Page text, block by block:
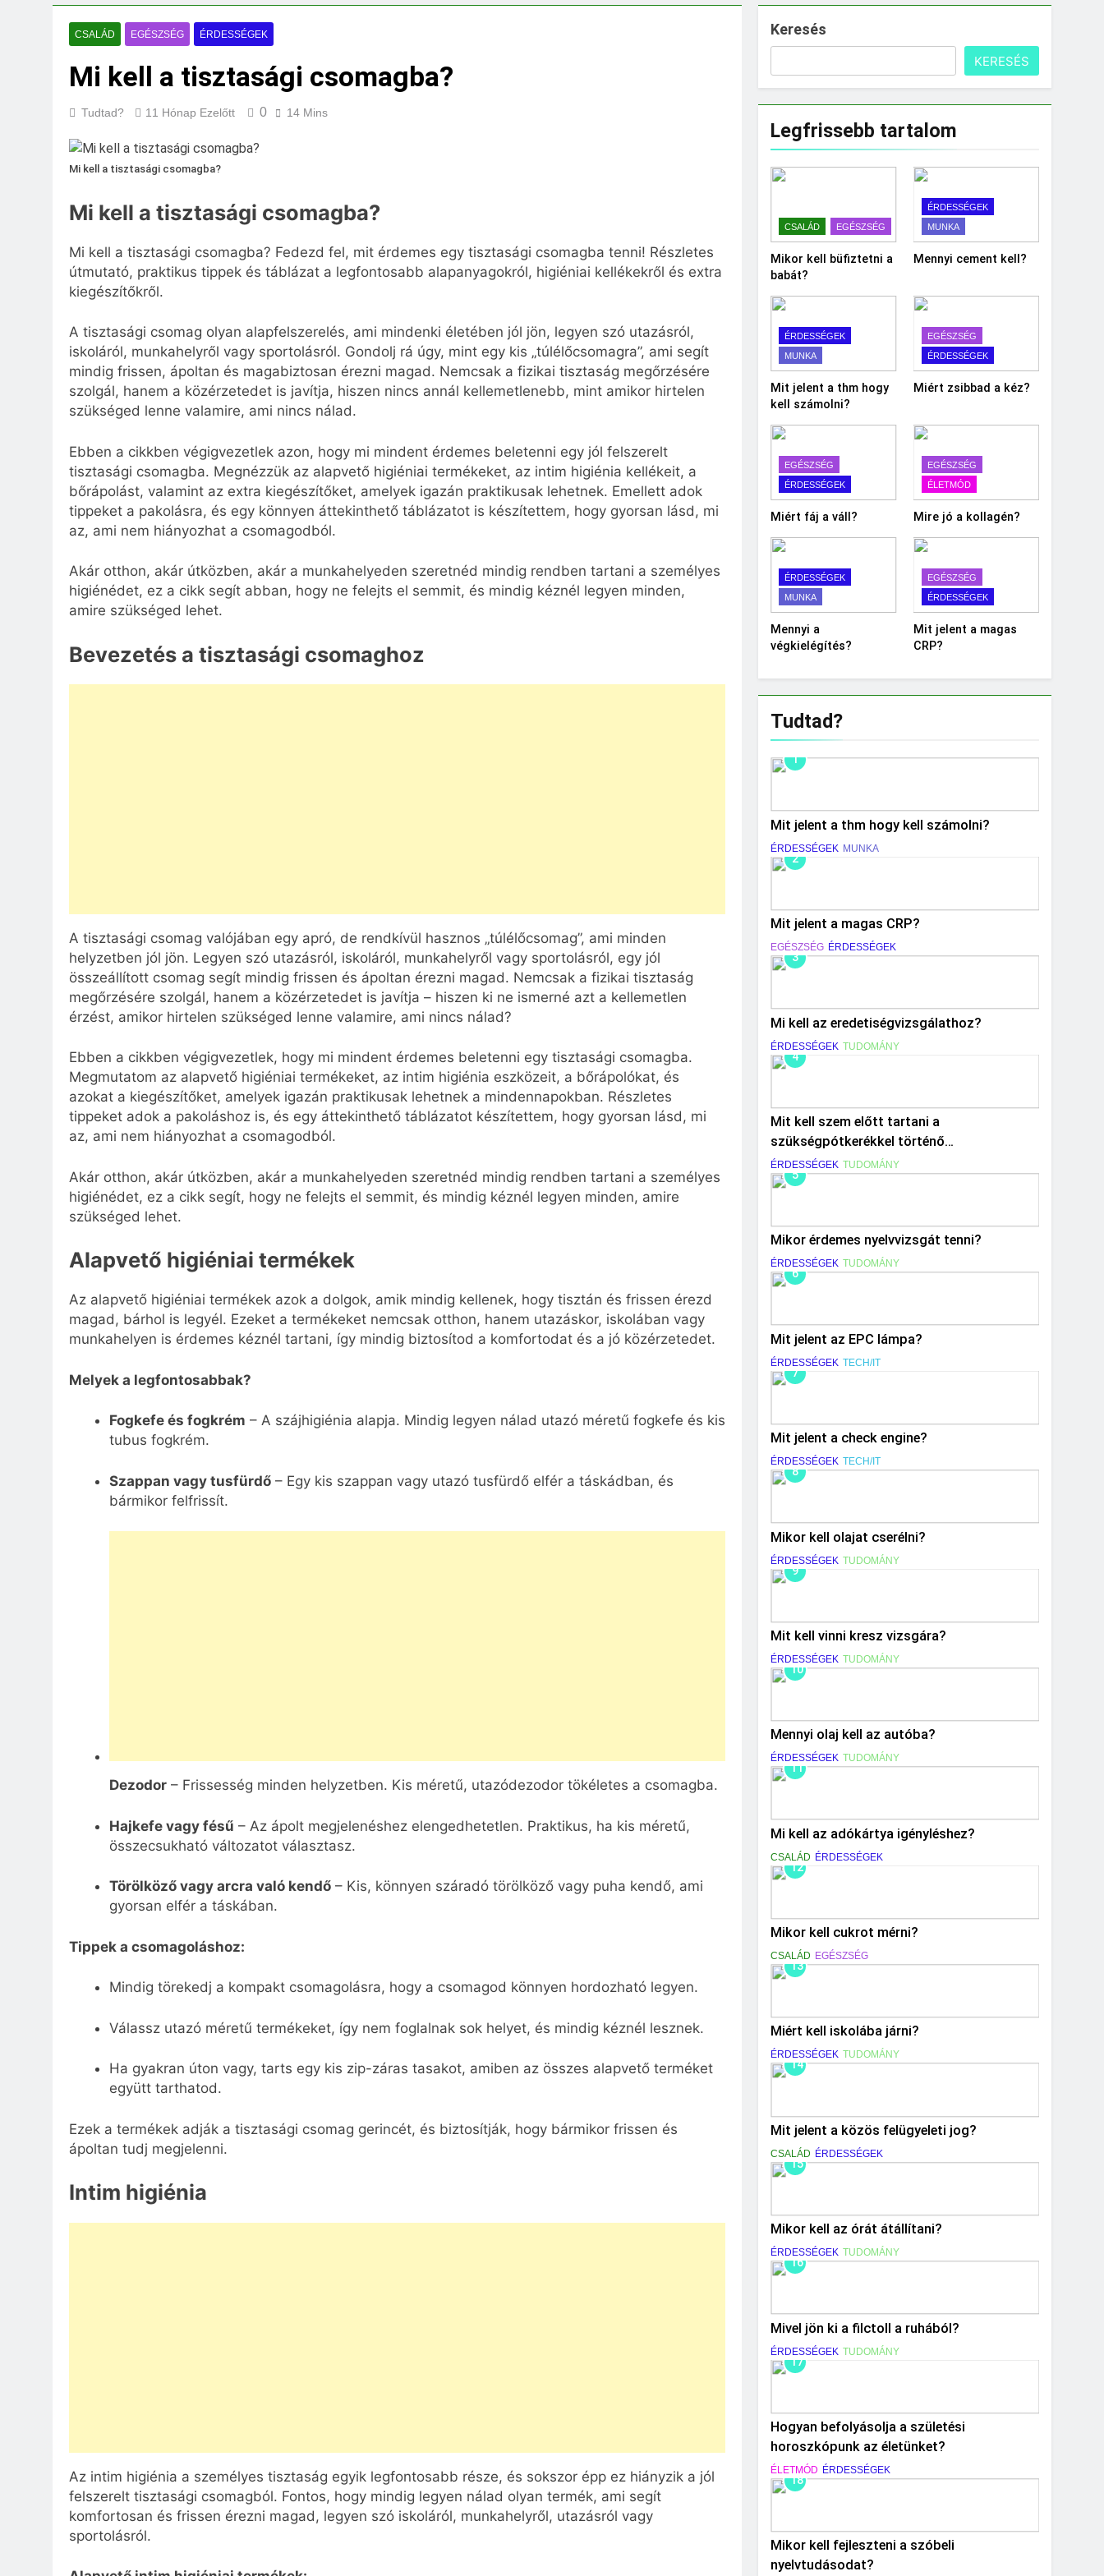
Mit jelent a magas vérnyomás?
3 Nap Ezelőtt
CSALÁD EGÉSZSÉG ÉRDESSÉGEK
Mi kell a tisztasági csomagba?
Tudtad? 11 Hónap Ezelőtt 0 14 Mins
Mi kell a tisztasági csomagba?
Mi kell a tisztasági csomagba?
Mi kell a tisztasági csomagba? Fedezd fel, mit érdemes egy tisztasági csomagba tenni! Részletes
útmutató, praktikus tippek és táblázat a legfontosabb alapanyagokról, higiéniai kellékekről és extra
kiegészítőkről.
A tisztasági csomag olyan alapfelszerelés, ami mindenki életében jól jön, legyen szó utazásról,
iskoláról, munkahelyről vagy sportolásról. Gondolj rá úgy, mint egy kis „túlélőcsomagra”, ami segít
mindig frissen, ápoltan és magabiztosan érezni magad. Nemcsak a fizikai tisztaság megőrzésére
szolgál, hanem a közérzetedet is javítja, hiszen nincs annál kellemetlenebb, mint amikor hirtelen
szükséged lenne valamire, ami nincs nálad.
Ebben a cikkben végigvezetlek azon, hogy mi mindent érdemes beletenni egy jól felszerelt
tisztasági csomagba. Megnézzük az alapvető higiéniai termékeket, az intim higiénia kellékeit, a
bőrápolást, valamint az extra kiegészítőket, amelyek igazán praktikusak lehetnek. Emellett adok
tippeket a pakolásra, és egy könnyen áttekinthető táblázatot is készítettem, hogy gyorsan lásd, mi
az, ami nem hiányozhat a csomagodból.
Akár otthon, akár útközben, akár a munkahelyeden szeretnéd mindig rendben tartani a személyes
higiénédet, ez a cikk segít abban, hogy ne felejts el semmit, és mindig kéznél legyen minden,
amire szükséged lehet.
Bevezetés a tisztasági csomaghoz
A tisztasági csomag valójában egy apró, de rendkívül hasznos „túlélőcsomag”, ami minden
helyzetben jól jön. Legyen szó utazásról, iskoláról, munkahelyről vagy sportolásról, egy jól
összeállított csomag segít mindig frissen és ápoltan érezni magad. Nemcsak a fizikai tisztaság
megőrzésére szolgál, hanem a közérzetedet is javítja – hiszen ki ne ismerné azt a kellemetlen
érzést, amikor hirtelen szükséged lenne valamire, ami nincs nálad?
Ebben a cikkben végigvezetlek, hogy mi mindent érdemes beletenni egy tisztasági csomagba.
Megmutatom az alapvető higiéniai termékeket, az intim higiénia eszközeit, a bőrápolókat, és
azokat a kiegészítőket, amelyek igazán praktikusak lehetnek a mindennapokban. Részletes
tippeket adok a pakoláshoz is, és egy áttekinthető táblázatot készítettem, hogy gyorsan lásd, mi
az, ami nem hiányozhat a csomagodból.
Akár otthon, akár útközben, akár a munkahelyeden szeretnéd mindig rendben tartani a személyes
higiénédet, ez a cikk segít, hogy ne felejts el semmit, és mindig kéznél legyen minden, amire
szükséged lehet.
Alapvető higiéniai termékek
Az alapvető higiéniai termékek azok a dolgok, amik mindig kellenek, hogy tisztán és frissen érezd
magad, bárhol is legyél. Ezeket a termékeket nemcsak otthon, hanem utazáskor, iskolában vagy
munkahelyen is érdemes kéznél tartani, így mindig biztosítod a komfortodat és a jó közérzetedet.
Melyek a legfontosabbak?
Fogkefe és fogkrém – A szájhigiénia alapja. Mindig legyen nálad utazó méretű fogkefe és kis
tubus fogkrém.
Szappan vagy tusfürdő– Egy kis szappan vagy utazó tusfürdő elfér a táskádban, és
bármikor felfrissít.
Dezodor– Frissesség minden helyzetben. Kis méretű, utazódezodor tökéletes a csomagba.
Hajkefe vagy fésű – Az ápolt megjelenéshez elengedhetetlen. Praktikus, ha kis méretű,
összecsukható változatot választasz.
Törölköző vagy arcra való kendő– Kis, könnyen száradó törölköző vagy puha kendő, ami
gyorsan elfér a táskában.
Tippek a csomagoláshoz:
Mindig törekedj a kompakt csomagolásra, hogy a csomagod könnyen hordozható legyen.
Válassz utazó méretű termékeket, így nem foglalnak sok helyet, és mindig kéznél lesznek.
Ha gyakran úton vagy, tarts egy kis zip-záras tasakot, amiben az összes alapvető terméket
együtt tarthatod.
Ezek a termékek adják a tisztasági csomag gerincét, és biztosítják, hogy bármikor frissen és
ápoltan tudj megjelenni.
Intim higiénia
Az intim higiénia a személyes tisztaság egyik legfontosabb része, és sokszor épp ez hiányzik a jól
felszerelt tisztasági csomagból. Fontos, hogy mindig legyen nálad olyan termék, ami segít
komfortosan és frissen érezni magad, legyen szó iskoláról, munkahelyről, utazásról vagy
sportolásról.
Keresés
KERESÉS
Legfrissebb tartalom
CSALÁD EGÉSZSÉG
Mikor kell büfiztetni a
babát?
ÉRDESSÉGEK
MUNKA
Mennyi cement kell?
ÉRDESSÉGEK
MUNKA
Mit jelent a thm hogy
kell számolni?
EGÉSZSÉG
ÉRDESSÉGEK
Miért zsibbad a kéz?
EGÉSZSÉG
ÉRDESSÉGEK
Miért fáj a váll?
EGÉSZSÉG
ÉLETMÓD
Mire jó a kollagén?
ÉRDESSÉGEK
MUNKA
Mennyi a
végkielégítés?
EGÉSZSÉG
ÉRDESSÉGEK
Mit jelent a magas
CRP?
Tudtad?
1
Mit jelent a thm hogy kell számolni?
ÉRDESSÉGEK MUNKA
2
Mit jelent a magas CRP?
EGÉSZSÉG ÉRDESSÉGEK
3
Mi kell az eredetiségvizsgálathoz?
ÉRDESSÉGEK TUDOMÁNY
4
Mit kell szem előtt tartani a
szükségpótkerékkel történő
közlekedéskor?
ÉRDESSÉGEK TUDOMÁNY
5
Mikor érdemes nyelvvizsgát tenni?
ÉRDESSÉGEK TUDOMÁNY
6
Mit jelent az EPC lámpa?
ÉRDESSÉGEK TECH/IT
7
Mit jelent a check engine?
ÉRDESSÉGEK TECH/IT
8
Mikor kell olajat cserélni?
ÉRDESSÉGEK TUDOMÁNY
9
Mit kell vinni kresz vizsgára?
ÉRDESSÉGEK TUDOMÁNY
10
Mennyi olaj kell az autóba?
ÉRDESSÉGEK TUDOMÁNY
11
Mi kell az adókártya igényléshez?
CSALÁD ÉRDESSÉGEK
12
Mikor kell cukrot mérni?
CSALÁD EGÉSZSÉG
13
Miért kell iskolába járni?
ÉRDESSÉGEK TUDOMÁNY
14
Mit jelent a közös felügyeleti jog?
CSALÁD ÉRDESSÉGEK
15
Mikor kell az órát átállítani?
ÉRDESSÉGEK TUDOMÁNY
16
Mivel jön ki a filctoll a ruhából?
ÉRDESSÉGEK TUDOMÁNY
17
Hogyan befolyásolja a születési
horoszkópunk az életünket?
ÉLETMÓD ÉRDESSÉGEK
18
Mikor kell fejleszteni a szóbeli
nyelvtudásodat?